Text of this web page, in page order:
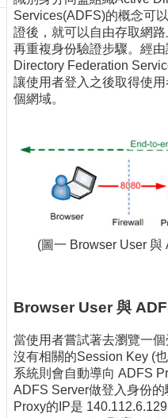
息
關
於
我
們
版
題
導
技
術
論
Services(ADFS)的概念可
證後，就可以自由存取網
再重複身份驗證步驟。經
Directory Federation
讓使用者登入之後取得使
個網域。
(圖一 Browser User
Browser User 與
當使用者嘗試著去瀏覽一
沒有相關的Session Key (
系統則會自動導向 ADFS
ADFS Server做登入身份
Proxy的IP是